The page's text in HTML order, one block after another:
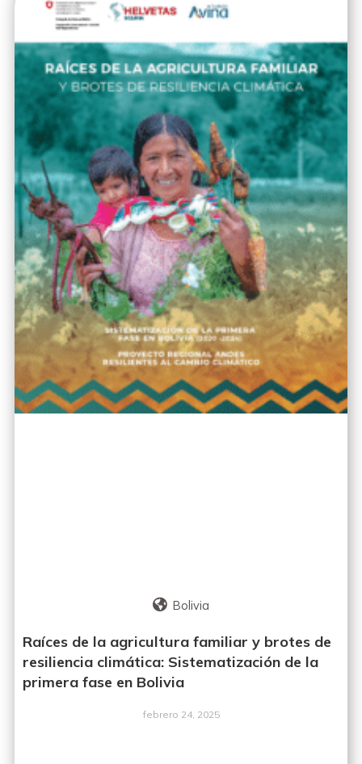
Bolivia
Raíces de la agricultura familiar y brotes de
resiliencia climática: Sistematización de la
primera fase en Bolivia
febrero 24, 2025